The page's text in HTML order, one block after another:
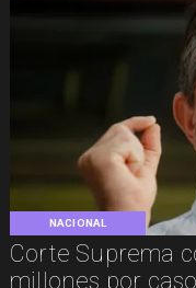
NACIONAL
Corte Suprema
millones por